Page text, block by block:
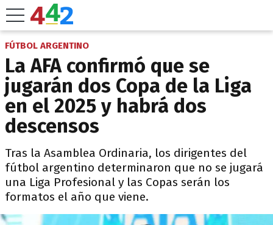
FÚTBOL ARGENTINO
La AFA confirmó que se
jugarán dos Copa de la Liga
en el 2025 y habrá dos
descensos
Tras la Asamblea Ordinaria, los dirigentes del
fútbol argentino determinaron que no se jugará
una Liga Profesional y las Copas serán los
formatos el año que viene.